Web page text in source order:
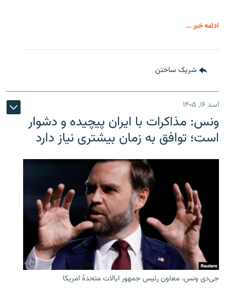
ادامه خبر ...
شریک ساختن
اسد ۱۶, ۱۴۰۵
ونس: مذاکرات با ایران پیچیده و دشوار
است؛ توافق به زمان بیشتری نیاز دارد
جی‌دی ونس، معاون رئیس جمهور ایالات متحدۀ امریکا